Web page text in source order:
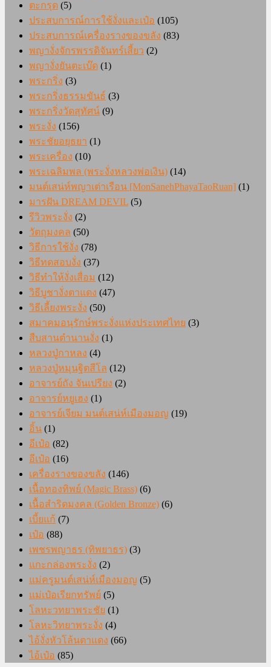
ตะกรุด (5)
ประสบการณ์การใช้งั่งและเป๋อ (105)
ประสบการณ์เครื่องรางของขลัง (83)
พญางั่งจักรพรรดิจันทร์เสี้ยว (2)
พญางั่งยันตะเบ๊ด (1)
พระกริ่ง (3)
พระกริ่งธรรมขันธ์ (3)
พระกริ่งวัดสุทัศน์ (9)
พระงั่ง (156)
พระชัยอยุธยา (1)
พระเครื่อง (10)
พระเฉลิมพล (พระงั่งหลวงพ่อเงิน) (14)
มนต์เสน่ห์พญาเต่าเรือน [MonSanehPhayaTaoRuan] (1)
มารฝัน DREAM DEVIL (5)
รีวิวพระงั่ง (2)
วัตถุมงคล (50)
วิธีการใช้งั่ง (78)
วิธีทดสอบงั่ง (37)
วิธีทำให้งั่งเสื่อม (12)
วิธีบูชางั่งตาแดง (47)
วิธีเลี้ยงพระงั่ง (50)
สมาคมอนุรักษ์พระงั่งแห่งประเทศไทย (3)
สืบสานตำนานงั่ง (1)
หลวงปู่กาหลง (4)
หลวงปู่หมุนฐิตสีโล (12)
อาจารย์ถัง จันเปรียง (2)
อาจารย์หยูเฮง (1)
อาจารย์เจียม มนต์เสน่ห์เมืองมอญ (19)
อิ้น (1)
อีเป๋อ (82)
อีเป๋อ (16)
เครื่องรางของขลัง (146)
เนื้อทองทิพย์ (Magic Brass) (6)
เนื้อสำริดมงคล (Golden Bronze) (6)
เบี้ยแก้ (7)
เป๋อ (88)
เพชรพญาธร (ทิพยาธร) (3)
แกะกล่องพระงั่ง (2)
แม่ครูมนต์เสน่ห์เมืองมอญ (5)
แม่เป๋อเรียกทรัพย์ (5)
โลหะวทยาพระชัย (1)
โลหะวิทยาพระงั่ง (4)
ไอ้งั่งหัวโล้นตาแดง (66)
ไอ้เป๋อ (85)